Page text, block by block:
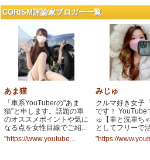
稿
ー
シ
ョ
ン
CORISM評論家ブロガー一覧
あま猫
「車系YouTuberの"あま
猫"と申します。話題の車
のオススメポイントや気に
なる点を女性目線でご紹...
"https://www.youtube....
みじゅ
クルマ好き女子
です！ YouTube
ゅ【車と洗車ち
としてフリーで
"https://